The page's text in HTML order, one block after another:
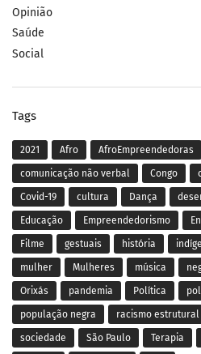
Opinião
Saúde
Social
Tags
2021 Afro AfroEmpreendedoras
comunicação não verbal Congo
Covid-19 cultura Dança
Educação Empreendedorismo
Filme gestuais história
mulher Mulheres música
Orixás pandemia Política
população negra racismo estrutural
sociedade São Paulo Terapia